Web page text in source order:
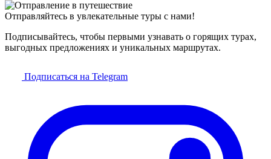
Отправляйтесь в увлекательные туры с нами!
Подписывайтесь, чтобы первыми узнавать о горящих турах,
выгодных предложениях и уникальных маршрутах.
Подписаться на Telegram